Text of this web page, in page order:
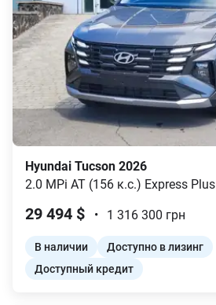
Hyundai Tucson 2026
2.0 MPi AT (156 к.с.) Express Plus
29 494 $ • 1 316 300 грн
В наличии
Доступно в лизинг
Доступный кредит